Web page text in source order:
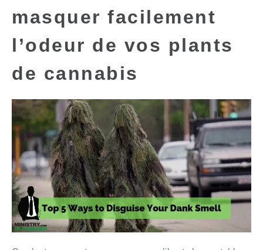
masquer facilement
l’odeur de vos plants
de cannabis